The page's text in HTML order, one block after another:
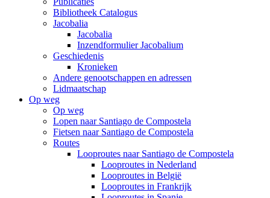
Bibliotheek Catalogus
Jacobalia
Jacobalia
Inzendformulier Jacobalium
Geschiedenis
Kronieken
Andere genootschappen en adressen
Lidmaatschap
Op weg
Op weg
Lopen naar Santiago de Compostela
Fietsen naar Santiago de Compostela
Routes
Looproutes naar Santiago de Compostela
Looproutes in Nederland
Looproutes in België
Looproutes in Frankrijk